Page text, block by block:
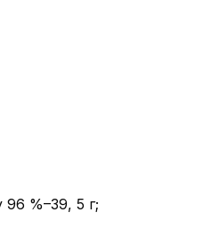
96 %–39, 5 г;